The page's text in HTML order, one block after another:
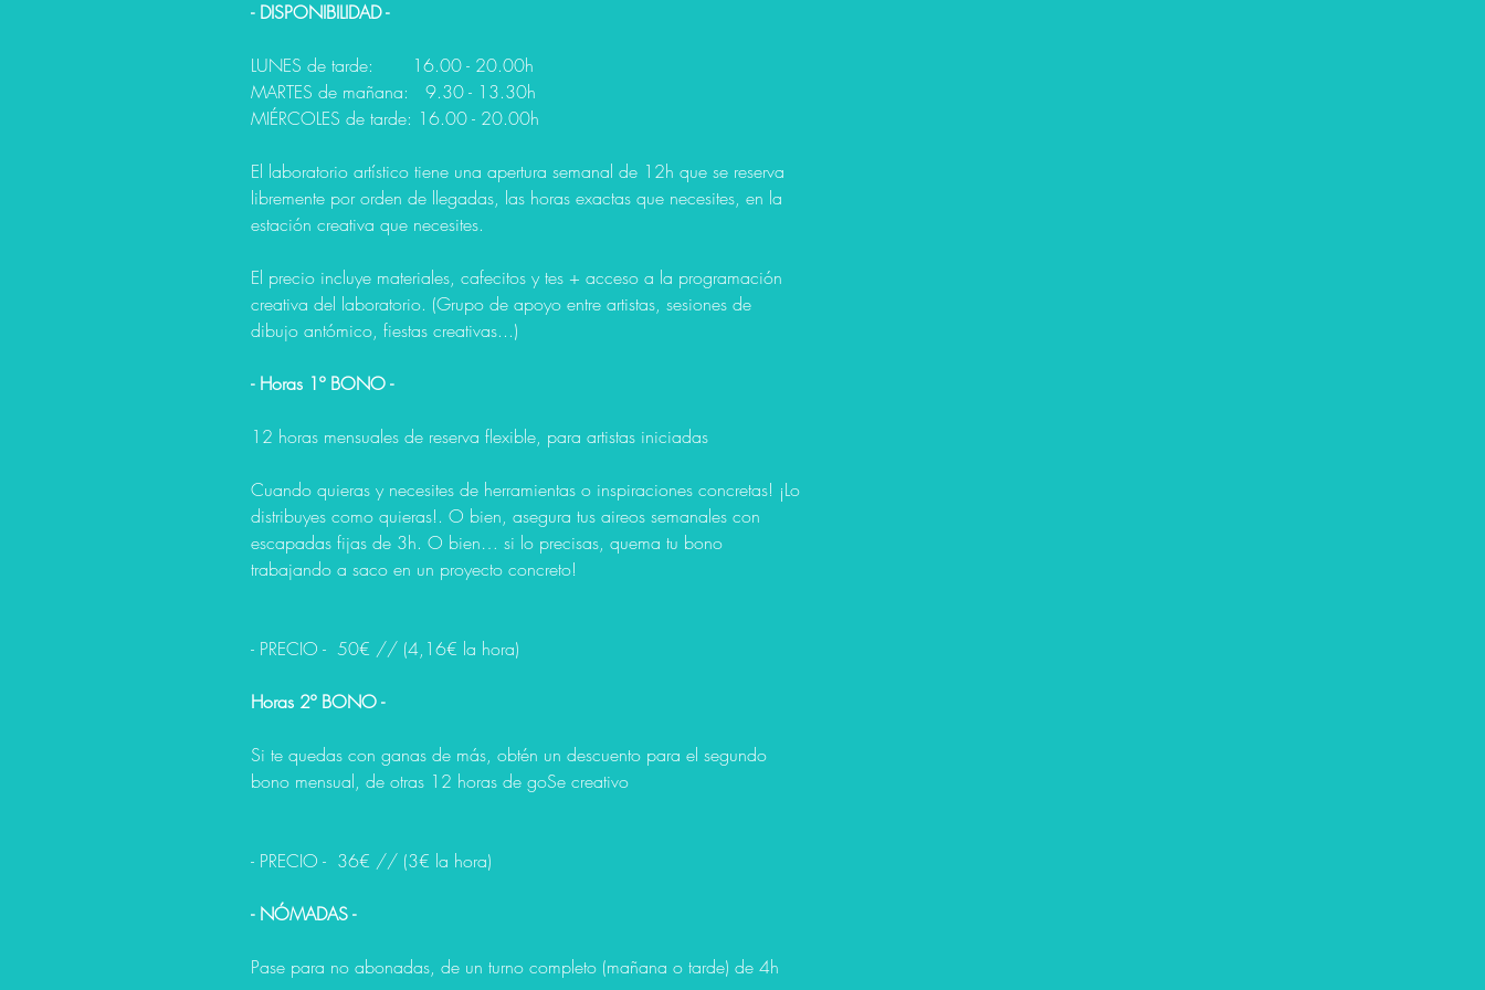
- DISPONIBILIDAD -
LUNES de tarde: 16.00 - 20.00h
MARTES de mañana: 9.30 - 13.30h
MIÉRCOLES de tarde: 16.00 - 20.00h
El laboratorio artístico tiene una apertura semanal de 12h que se reserva
libremente por orden de llegadas, las horas exactas que necesites, en la
estación creativa que necesites.
El precio incluye materiales, cafecitos y tes + acceso a la programación
creativa del laboratorio. (Grupo de apoyo entre artistas, sesiones de
dibujo antómico, fiestas creativas...)
- Horas 1º BONO -
12 horas mensuales de reserva flexible, para artistas iniciadas
Cuando quieras y necesites de herramientas o inspiraciones concretas! ¡Lo
distribuyes como quieras!. O bien, asegura tus aireos semanales con
escapadas fijas de 3h. O bien… si lo precisas, quema tu bono
trabajando a saco en un proyecto concreto!
- PRECIO - 50€ // (4,16€ la hora)
Horas 2º BONO -
Si te quedas con ganas de más, obtén un descuento para el segundo
bono mensual, de otras 12 horas de goSe creativo
- PRECIO - 36€ // (3€ la hora)
- NÓMADAS -
Pase para no abonadas, de un turno completo (mañana o tarde) de 4h